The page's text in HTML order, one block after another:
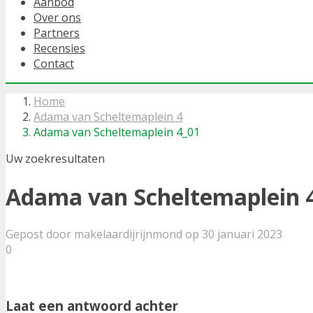
Over ons
Partners
Recensies
Contact
Home
Adama van Scheltemaplein 4
Adama van Scheltemaplein 4_01
Uw zoekresultaten
Adama van Scheltemaplein
Gepost door makelaardijrijnmond op 30 januari 2023
0
Laat een antwoord achter